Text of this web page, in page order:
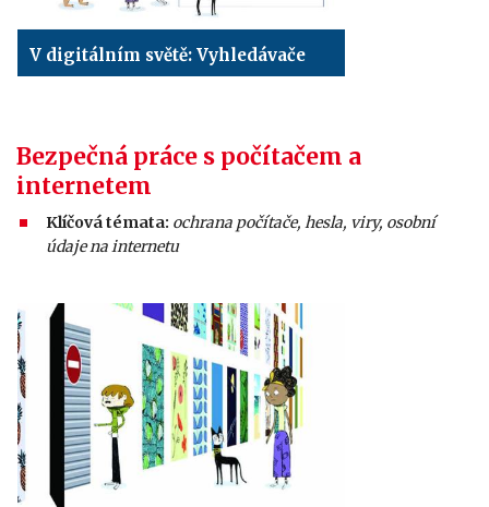
V digitálním světě: Vyhledávače
Bezpečná práce s počítačem a
internetem
Klíčová témata: ochrana počítače, hesla, viry, osobní
údaje na internetu